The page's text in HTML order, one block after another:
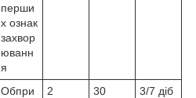
перши
х ознак
захвор
юванн
я
Обпри
2 30 3/7 діб